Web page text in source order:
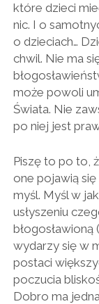
które dzieci
nic. I o
o dzieciach…
chwil. Nie ma
może powoli
Świata. Nie
po niej jest
Piszę to po to,
one pojawią się
myśl. Myśl w
usłyszeniu
błogosławioną
wydarzy się w
postaci
poczucia
Dobro ma